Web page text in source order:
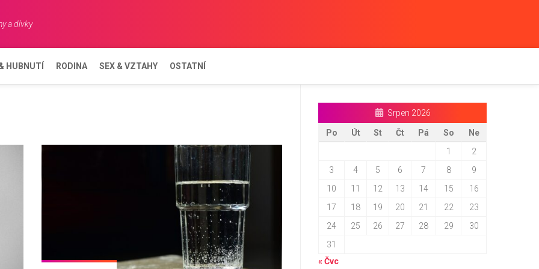
a dívky
HUBNUTÍ RODINA SEX & VZTAHY OSTATNÍ
Srpen 2026
Po Út St Čt Pá So
Ne
1
2
3
4 5 6 7 8
9
10
11 12 13 14 15
16
17
18 19 20 21 22
23
24
25 26 27 28 29
30
31
« Čvc